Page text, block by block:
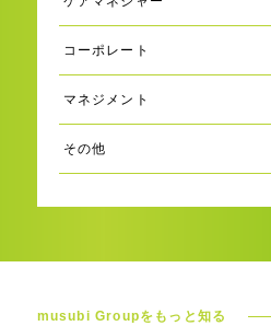
コーポレート
マネジメント
その他
musubi Groupをもっと知る